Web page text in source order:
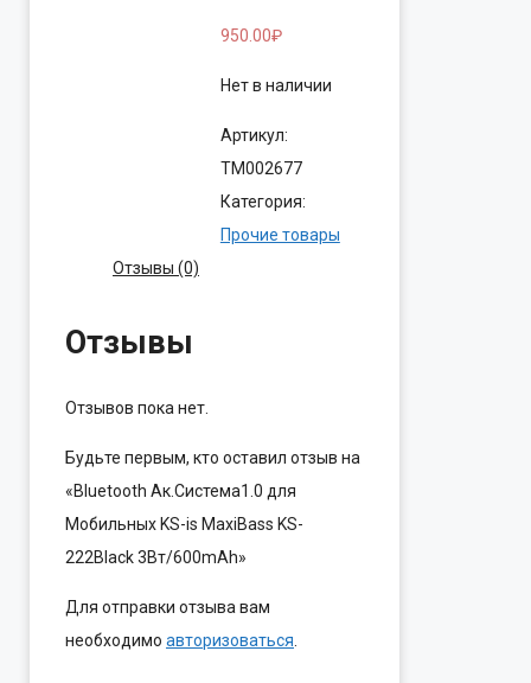
950.00₽
Нет в наличии
Артикул:
ТМ002677
Категория:
Прочие товары
Отзывы (0)
Отзывы
Отзывов пока нет.
Будьте первым, кто оставил отзыв на
«Bluetooth Ак.Система1.0 для
Мобильных KS-is MaxiBass KS-
222Black 3Вт/600mAh»
Для отправки отзыва вам
необходимо авторизоваться.